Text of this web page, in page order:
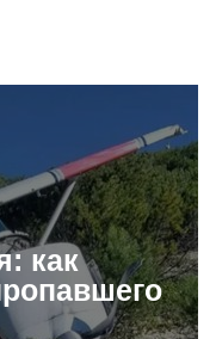
как